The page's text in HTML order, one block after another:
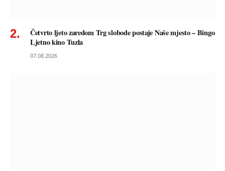
Četvrto ljeto zaredom Trg slobode postaje Naše mjesto – Bingo
Ljetno kino Tuzla
07.08.2026